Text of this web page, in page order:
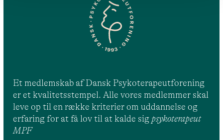
Et medlemskab af Dansk Psykoterapeutforening
er et kvalitetsstempel. Alle vores medlemmer skal
leve op til en række kriterier om uddannelse og
erfaring for at få lov til at kalde sig psykoterapeut
MPF